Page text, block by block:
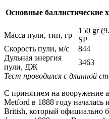
Основные баллистические
Масса пули, тип, гр
150 gr
SP
Скорость пули, м/с
844
Дульная энергия
пули, ДЖ
3463
Тест проводился с длинной
С принятием на вооружение
Metford в 1888 году началась
British, который официально